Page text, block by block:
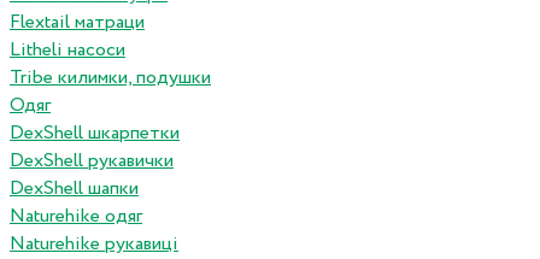
Flextail матраци
Litheli насоси
Tribe килимки, подушки
Одяг
DexShell шкарпетки
DexShell рукавички
DexShell шапки
Naturehike одяг
Naturehike рукавиці